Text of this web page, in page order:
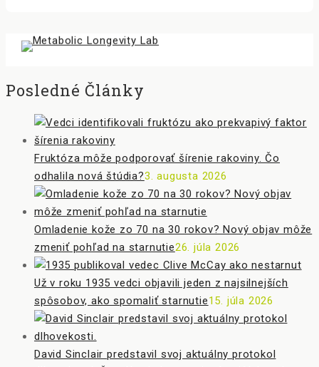
Posledné Články
Fruktóza môže podporovať šírenie rakoviny. Čo
odhalila nová štúdia?3. augusta 2026
Omladenie kože zo 70 na 30 rokov? Nový objav môže
zmeniť pohľad na starnutie26. júla 2026
Už v roku 1935 vedci objavili jeden z najsilnejších
spôsobov, ako spomaliť starnutie15. júla 2026
David Sinclair predstavil svoj aktuálny protokol